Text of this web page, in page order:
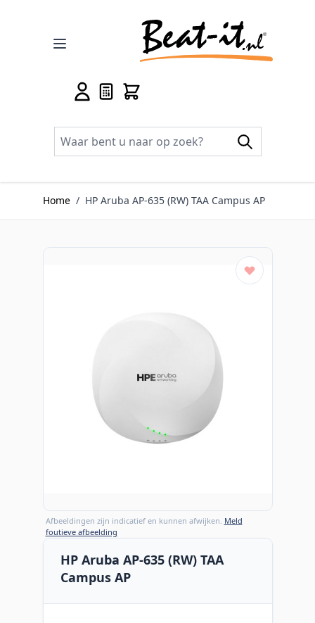
Home / HP Aruba AP-635 (RW) TAA Campus AP
Afbeeldingen zijn indicatief en kunnen afwijken. Meld
foutieve afbeelding
HP Aruba AP-635 (RW) TAA
Campus AP